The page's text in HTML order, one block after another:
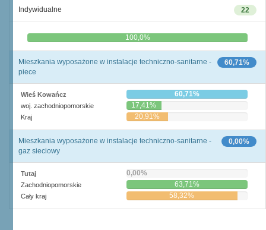
22
Indywidualne
0,0% 100,0%
60,71%
Mieszkania wyposażone w instalacje techniczno-sanitarne -
piece
Wieś Kowańcz 60,71%
woj. zachodniopomorskie 17,41%
Kraj 20,91%
0,00%
Mieszkania wyposażone w instalacje techniczno-sanitarne -
gaz sieciowy
Tutaj 0,00%
Zachodniopomorskie 63,71%
Cały kraj 58,32%